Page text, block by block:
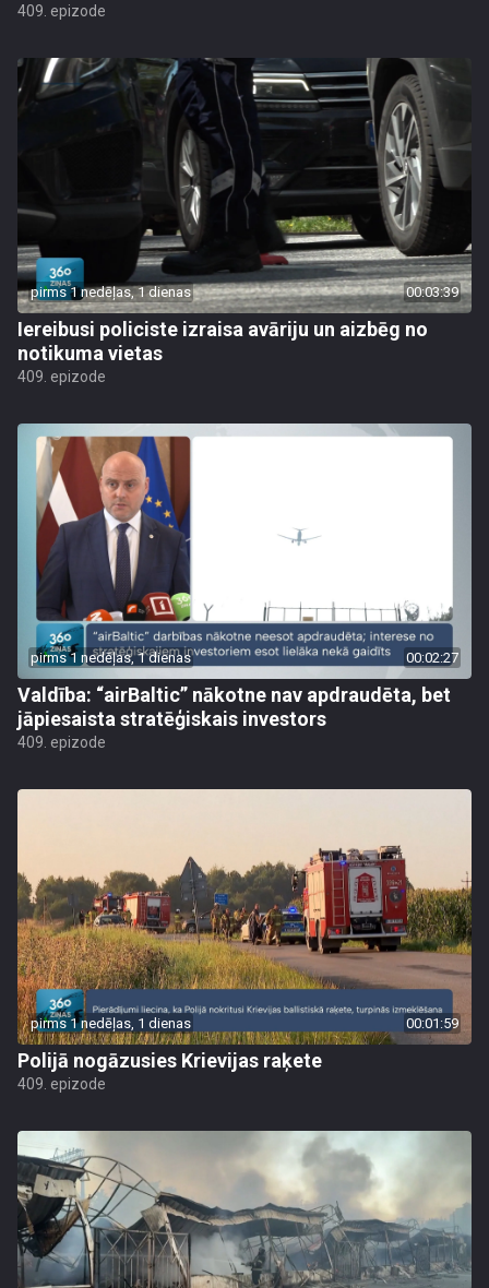
409. epizode
pirms 1 nedēļas, 1 dienas 00:03:39
Iereibusi policiste izraisa avāriju un aizbēg no
notikuma vietas
409. epizode
pirms 1 nedēļas, 1 dienas 00:02:27
Valdība: “airBaltic” nākotne nav apdraudēta, bet
jāpiesaista stratēģiskais investors
409. epizode
pirms 1 nedēļas, 1 dienas 00:01:59
Polijā nogāzusies Krievijas raķete
409. epizode